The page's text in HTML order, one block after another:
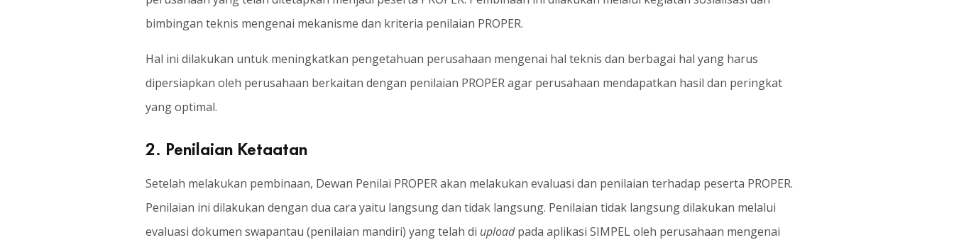
bimbingan teknis mengenai mekanisme dan kriteria penilaian PROPER.
Hal ini dilakukan untuk meningkatkan pengetahuan perusahaan mengenai hal teknis dan berbagai hal yang harus
dipersiapkan oleh perusahaan berkaitan dengan penilaian PROPER agar perusahaan mendapatkan hasil dan peringkat
yang optimal.
2. PenilaianKetaatan
Setelah melakukan pembinaan, Dewan Penilai PROPER akan melakukan evaluasi dan penilaian terhadap peserta PROPER.
Penilaian ini dilakukan dengan dua cara yaitu langsung dan tidak langsung. Penilaian tidak langsung dilakukan melalui
evaluasi dokumen swapantau (penilaian mandiri) yang telah di uploadpada aplikasi SIMPEL oleh perusahaan mengenai